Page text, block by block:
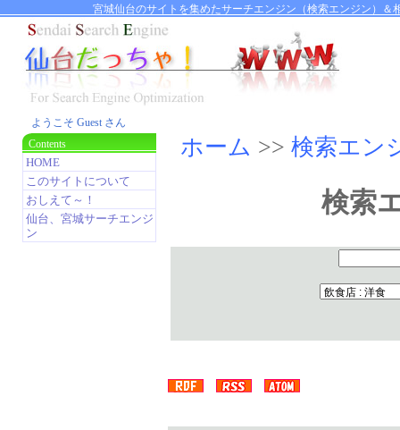
宮城仙台のサイトを集めたサーチエンジン（検索エンジン）
ようこそ Guest さん
Contents
HOME
このサイトについて
おしえて～！
仙台、宮城サーチエンジ
ン
ホーム >> 検索エン
検索